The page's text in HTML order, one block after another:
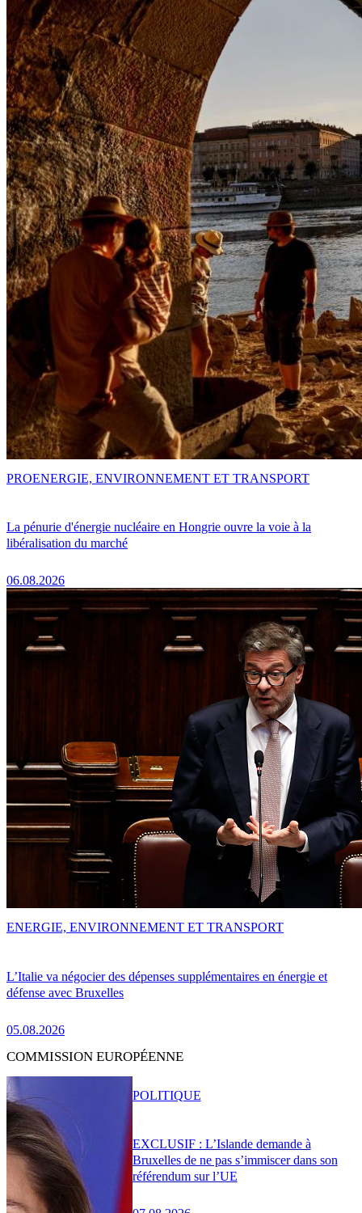
La pénurie d'énergie nucléaire en Hongrie ouvre la voie à la
libéralisation du marché
06.08.2026
PROENERGIE, ENVIRONNEMENT ET TRANSPORT
L’Italie va négocier des dépenses supplémentaires en énergie et
défense avec Bruxelles
05.08.2026
ENERGIE, ENVIRONNEMENT ET TRANSPORT
COMMISSION EUROPÉENNE
EXCLUSIF : L’Islande demande à
Bruxelles de ne pas s’immiscer dans son
référendum sur l’UE
POLITIQUE